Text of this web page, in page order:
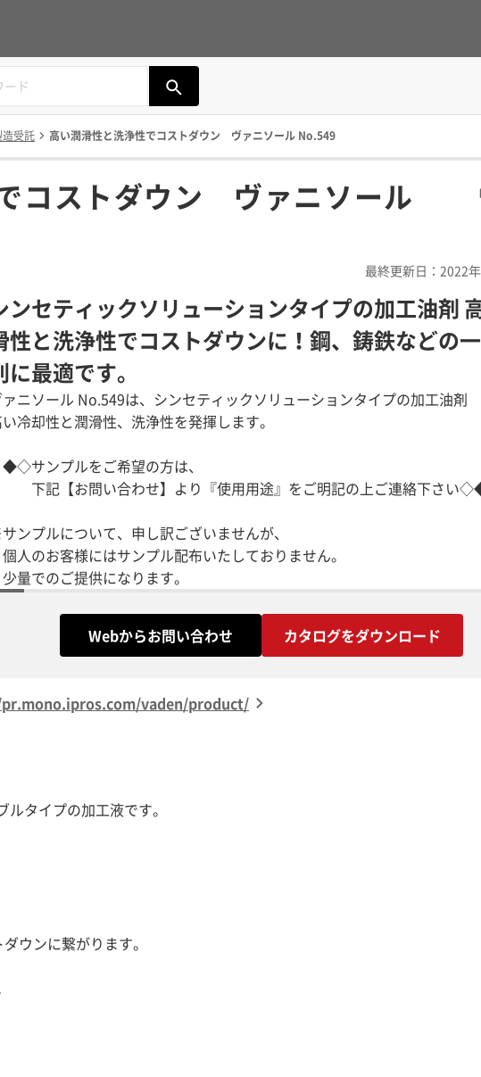
造受託 高い潤滑性と洗浄性でコストダウン ヴァニソール No.549
コストダウン ヴァニソール
最終更新日：2022
ンセティックソリューションタイプの加工油剤
性と洗浄性でコストダウンに！鋼、鋳鉄などの
に最適です。
ニソール No.549は、シンセティックソリューションタイプの加工油剤
冷却性と潤滑性、洗浄性を発揮します。
◆◇サンプルをご希望の方は、
下記【お問い合わせ】より『使用用途』をご明記の上ご連絡下さい
ンプルについて、申し訳ございませんが、
個人のお客様にはサンプル配布いたしておりません。
Webからお問い合わせ カタログをダウンロード
pr.mono.ipros.com/vaden/product/
タイプの加工液です。
ウンに繋がります。